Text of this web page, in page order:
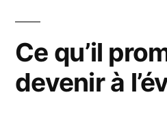
Ce qu’il
devenir à